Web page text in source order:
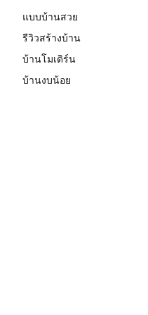
แบบบ้านสวย
รีวิวสร้างบ้าน
บ้านโมเดิร์น
บ้านงบน้อย